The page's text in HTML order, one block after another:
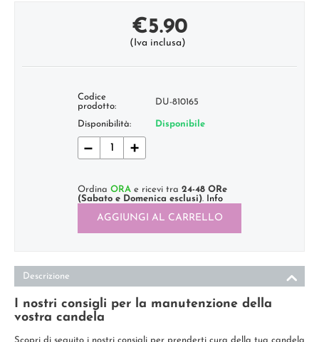
€5.90
(Iva inclusa)
Codice
prodotto:
DU-810165
Disponibilità: Disponibile
+
−
Ordina ORA e ricevi tra 24-48 ORe
(Sabato e Domenica esclusi). Info
AGGIUNGI AL CARRELLO
Descrizione
I nostri consigli per la manutenzione della
vostra candela